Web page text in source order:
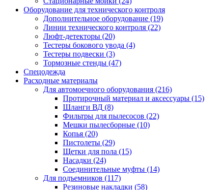
Оборудование для технического контроля
Дополнительное оборудование (19)
Линии технического контроля (22)
Люфт-детекторы (20)
Тестеры бокового увода (4)
Тестеры подвески (3)
Тормозные стенды (47)
Спецодежда
Расходные материалы
Для автомоечного оборудования (216)
Протирочный материал и аксессуары (15)
Шланги ВД (8)
Фильтры для пылесосов (22)
Мешки пылесборные (10)
Копья (20)
Пистолеты (29)
Щетки для пола (15)
Насадки (24)
Соединительные муфты (14)
Для подъемников (117)
Резиновые накладки (58)